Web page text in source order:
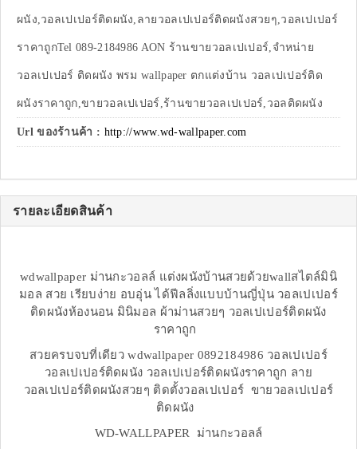
ผนัง,วอลเปเปอร์ติดผนัง,ลายวอลเปเปอร์ติดผนังสวยๆ,วอลเปเปอร์
ราคาถูกTel 089-2184986 AON ร้านขายวอลเปเปอร์,จำหน่าย
วอลเปเปอร์ ติดผนัง พรม wallpaper ตกแต่งบ้าน วอลเปเปอร์ติด
ผนังราคาถูก,ขายวอลเปเปอร์,ร้านขายวอลเปเปอร์,วอลติดผนัง
Url ของร้านค้า : http://www.wd-wallpaper.com
รายละเอียดสินค้า
wdwallpaper ม่านกะวอลล์ แต่งผนังบ้านสวยด้วยwallสไตล์มินิ
มอล สวย เรียบง่าย อบอุ่น ได้ฟีลลิ่งแบบบ้านญี่ปุ่น วอลเปเปอร์
ติดผนังห้องนอน มินิมอล ผ้าม่านสวยๆ วอลเปเปอร์ติดผนัง
ราคาถูก
สวยครบจบที่เดียว wdwallpaper 0892184986 วอลเปเปอร์
วอลเปเปอร์ติดผนัง วอลเปเปอร์ติดผนังราคาถูก ลาย
วอลเปเปอร์ติดผนังสวยๆ ติดตั้งวอลเปเปอร์ ขายวอลเปเปอร์
ติดผนัง
WD-WALLPAPER ม่านกะวอลล์